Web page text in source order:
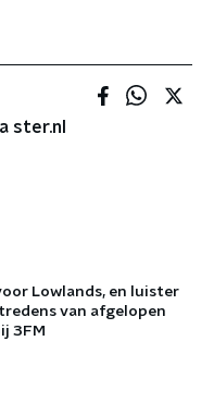
ster.nl
Lowlands, en luister
van afgelopen
3FM